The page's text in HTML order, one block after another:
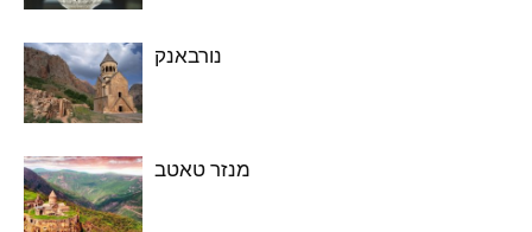
נורבאנק
מנזר טאטב